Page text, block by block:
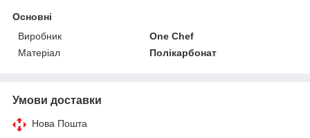
Основні
Виробник
One Chef
Матеріал
Полікарбонат
Умови доставки
Нова Пошта